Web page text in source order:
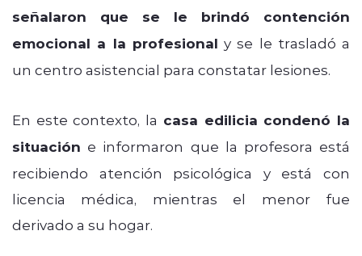
señalaron que se le brindó contención
emocional a la profesional y se le trasladó a
un centro asistencial para constatar lesiones.
En este contexto, la casa edilicia condenó la
situación e informaron que la profesora está
recibiendo atención psicológica y está con
licencia médica, mientras el menor fue
derivado a su hogar.